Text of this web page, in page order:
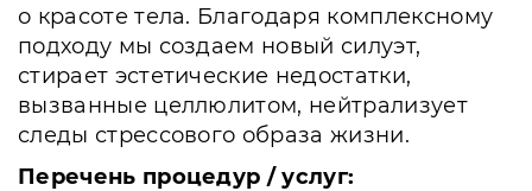
о красоте тела. Благодаря комплексному
подходу мы создаем новый силуэт,
стирает эстетические недостатки,
вызванные целлюлитом, нейтрализует
следы стрессового образа жизни.
Перечень процедур / услуг: